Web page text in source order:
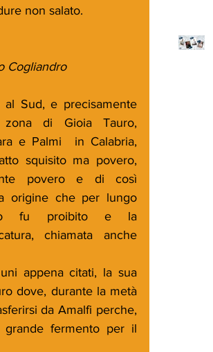
non salato.
Cogliandro
al Sud, e precisamente
zona di Gioia Tauro,
e Palmi  in Calabria,
squisito ma povero,
povero e di così
origine che per lungo
fu proibito e la
chiamata anche
appena citati, la sua
dove, durante la metà
da Amalfi perche,
fermento per il